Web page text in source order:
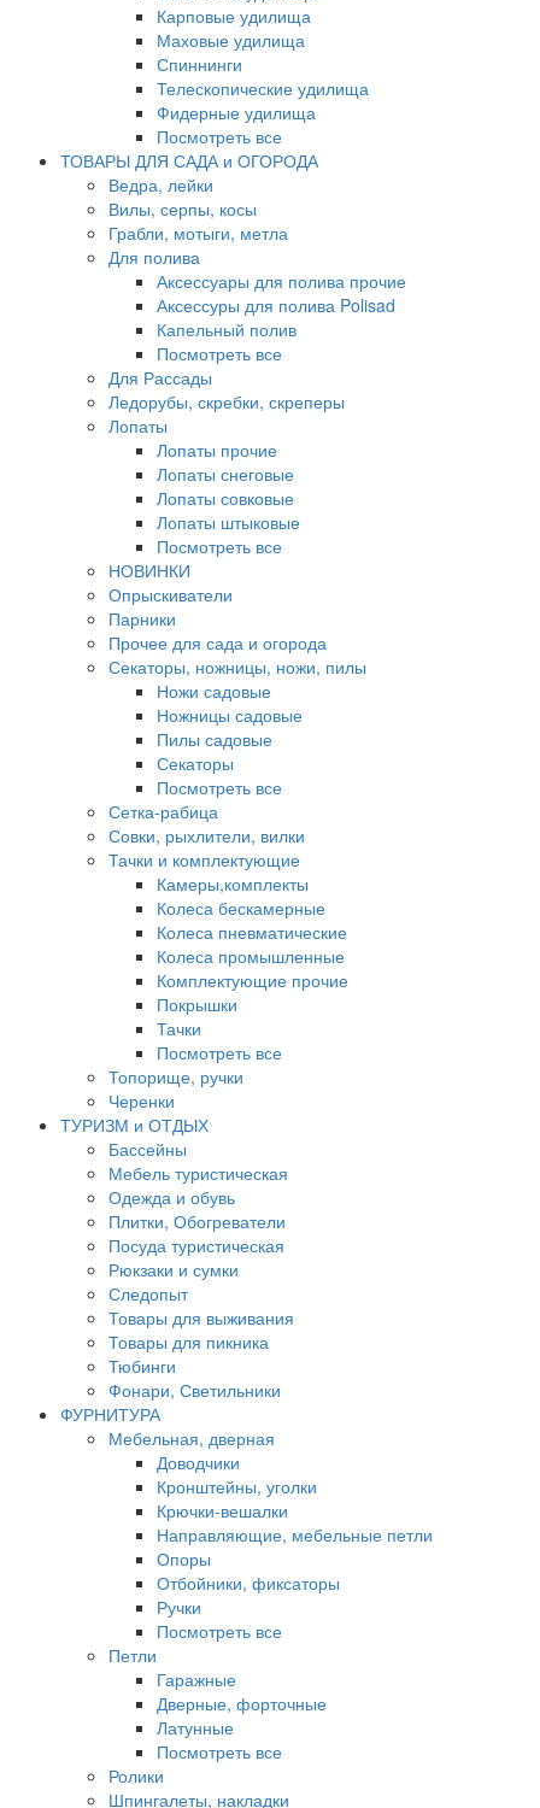
Карповые удилища
Маховые удилища
Спиннинги
Телескопические удилища
Фидерные удилища
Посмотреть все
ТОВАРЫ ДЛЯ САДА и ОГОРОДА
Ведра, лейки
Вилы, серпы, косы
Грабли, мотыги, метла
Для полива
Аксессуары для полива прочие
Аксессуры для полива Polisad
Капельный полив
Посмотреть все
Для Рассады
Ледорубы, скребки, скреперы
Лопаты
Лопаты прочие
Лопаты снеговые
Лопаты совковые
Лопаты штыковые
Посмотреть все
НОВИНКИ
Опрыскиватели
Парники
Прочее для сада и огорода
Секаторы, ножницы, ножи, пилы
Ножи садовые
Ножницы садовые
Пилы садовые
Секаторы
Посмотреть все
Сетка-рабица
Совки, рыхлители, вилки
Тачки и комплектующие
Камеры,комплекты
Колеса бескамерные
Колеса пневматические
Колеса промышленные
Комплектующие прочие
Покрышки
Тачки
Посмотреть все
Топорище, ручки
Черенки
ТУРИЗМ и ОТДЫХ
Бассейны
Мебель туристическая
Одежда и обувь
Плитки, Обогреватели
Посуда туристическая
Рюкзаки и сумки
Следопыт
Товары для выживания
Товары для пикника
Тюбинги
Фонари, Светильники
ФУРНИТУРА
Мебельная, дверная
Доводчики
Кронштейны, уголки
Крючки-вешалки
Направляющие, мебельные петли
Опоры
Отбойники, фиксаторы
Ручки
Посмотреть все
Петли
Гаражные
Дверные, форточные
Латунные
Посмотреть все
Ролики
Шпингалеты, накладки